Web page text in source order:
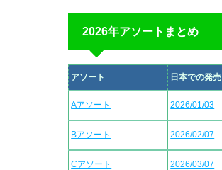
2026年アソートまとめ
アソート 日本での発売
Aアソート 2026/01/03
Bアソート 2026/02/07
Cアソート 2026/03/07